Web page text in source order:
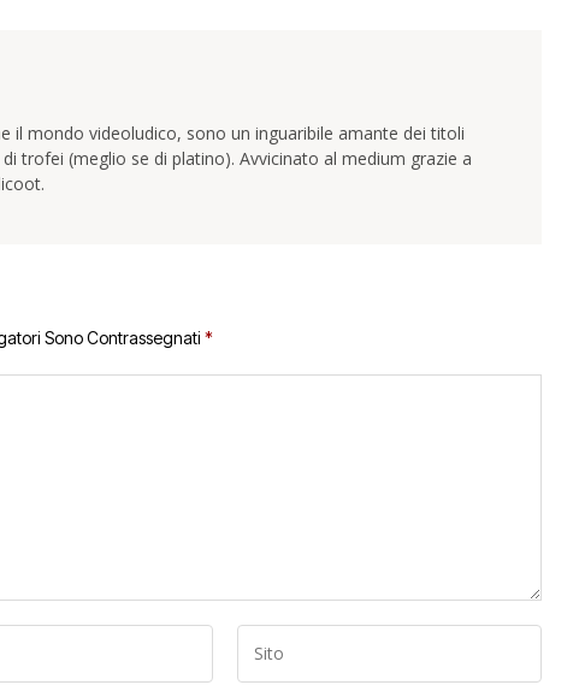
il mondo videoludico, sono un inguaribile amante dei titoli
trofei (meglio se di platino). Avvicinato al medium grazie a
Sono Contrassegnati *